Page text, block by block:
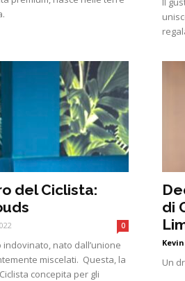
del Ciclista:
0
nato dall’unione
miscelati. Questa, la
concepita per gli
di
Un